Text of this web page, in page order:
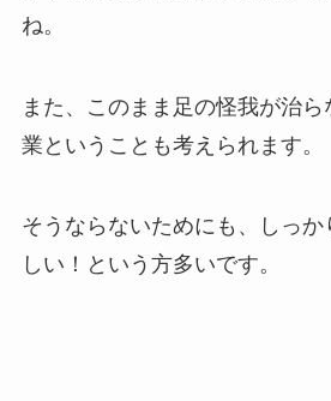
ね。
また、このまま足の怪我が治
業ということも考えられます。
そうならないためにも、しっ
しい！という方多いです。